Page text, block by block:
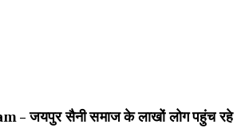
– जयपुर सैनी समाज के लाखों लोग पहुंच रहे